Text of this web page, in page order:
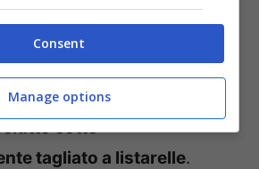
un pentolino con un filo
quarto di scalogno.
ed appena si appassisce,
cotto
tagliato a listarelle.
Consent
Manage options